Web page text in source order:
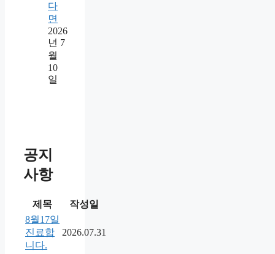
다
면
2026
년 7
월
10
일
공지
사항
제목
작성일
8월17일
진료합
니다.
2026.07.31